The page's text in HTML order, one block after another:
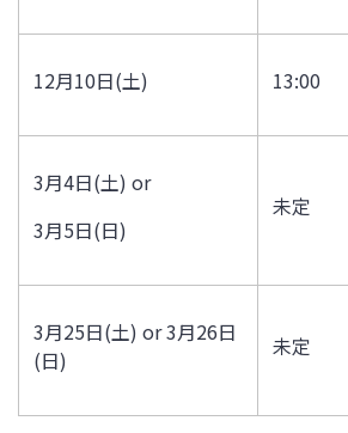
12月10日(土) 13:00
3月4日(土) or
3月5日(日)
未定
3月25日(土) or 3月26日
(日) 未定